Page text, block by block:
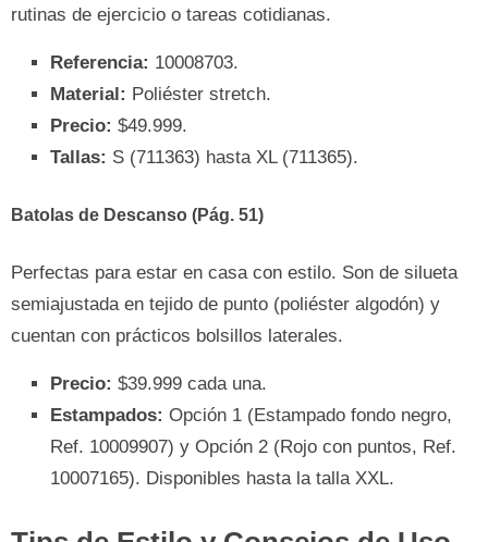
rutinas de ejercicio o tareas cotidianas.
Referencia: 10008703.
Material: Poliéster stretch.
Precio: $49.999.
Tallas: S (711363) hasta XL (711365).
Batolas de Descanso (Pág. 51)
Perfectas para estar en casa con estilo. Son de silueta
semiajustada en tejido de punto (poliéster algodón) y
cuentan con prácticos bolsillos laterales.
Precio: $39.999 cada una.
Estampados: Opción 1 (Estampado fondo negro,
Ref. 10009907) y Opción 2 (Rojo con puntos, Ref.
10007165). Disponibles hasta la talla XXL.